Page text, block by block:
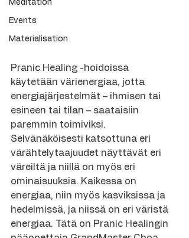
Meditation
Events
Materialisation
Pranic Healing -hoidoissa
käytetään värienergiaa, jotta
energiajärjestelmät – ihmisen tai
esineen tai tilan – saataisiin
paremmin toimiviksi.
Selvänäköisesti katsottuna eri
värähtelytaajuudet näyttävät eri
väreiltä ja niillä on myös eri
ominaisuuksia. Kaikessa on
energiaa, niin myös kasviksissa ja
hedelmissä, ja niissä on eri väristä
energiaa. Tätä on Pranic Healingin